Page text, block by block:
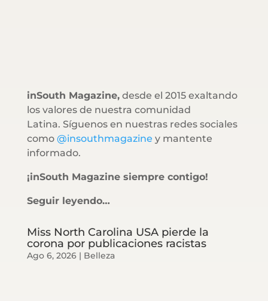
inSouth Magazine,desde el 2015 exaltando
los valores de nuestra comunidad
Latina. Síguenos en nuestras redes sociales
como @insouthmagazine y mantente
informado.
¡inSouth Magazine siempre contigo!
Seguir leyendo…
Miss North Carolina USA pierde la
corona por publicaciones racistas
Ago 6, 2026| Belleza